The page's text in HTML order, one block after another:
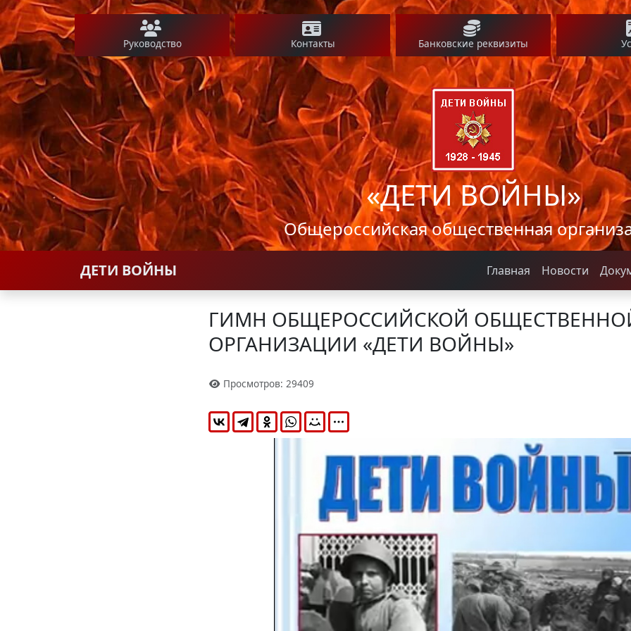
Руководство Контакты Банковские реквизиты
«ДЕТИ ВОЙНЫ»
Общероссийская общественная
ДЕТИ ВОЙНЫ Главная Новости
ГИМН ОБЩЕРОССИЙСКОЙ
ОРГАНИЗАЦИИ «ДЕТИ ВОЙНЫ»
Просмотров: 29409